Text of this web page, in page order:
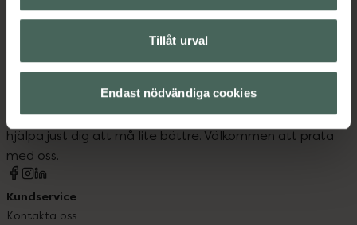
Tillåt urval
Endast nödvändiga cookies
Kronans Apotek finns här för dig. Du hittar oss från Skåne i
syd till Lappland i norr, och online i mobilen och på
datorn. Oavsett vem du är så är det vårt uppdrag att
hjälpa just dig att må lite bättre. Välkommen att prata
med oss.
Kundservice
Kontakta oss